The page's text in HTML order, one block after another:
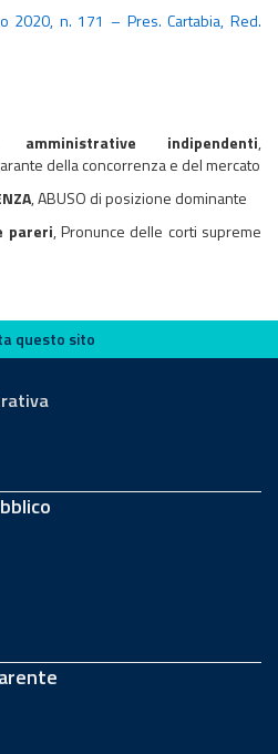
2020, n. 171 – Pres. Cartabia, Red.
amministrative indipendenti,
della concorrenza e del mercato
, ABUSO di posizione dominante
pareri, Pronunce delle corti supreme
questo sito